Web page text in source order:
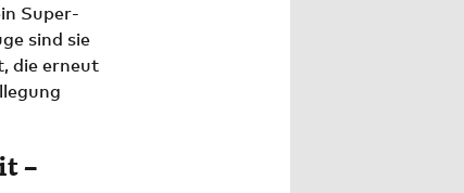
Super-
sind sie
die erneut
–